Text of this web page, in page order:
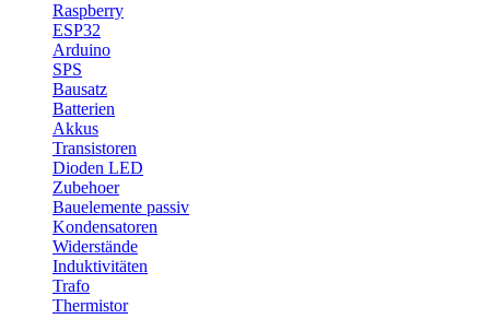
Raspberry
ESP32
Arduino
SPS
Bausatz
Batterien
Akkus
Transistoren
Dioden LED
Zubehoer
Bauelemente passiv
Kondensatoren
Widerstände
Induktivitäten
Trafo
Thermistor